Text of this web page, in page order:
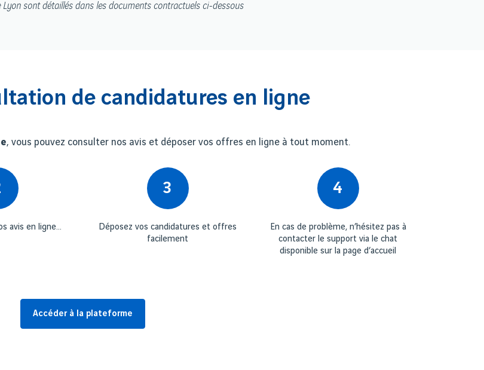
Lyon sont détaillés dans les documents contractuels ci-dessous
de candidatures en ligne
, vous pouvez consulter nos avis et déposer vos offres en ligne à tout moment.
avis en ligne…
3
Déposez vos candidatures et offres
facilement
4
En cas de problème, n’hésitez pas à
contacter le support via le chat
disponible sur la page d’accueil
Accéder à la plateforme